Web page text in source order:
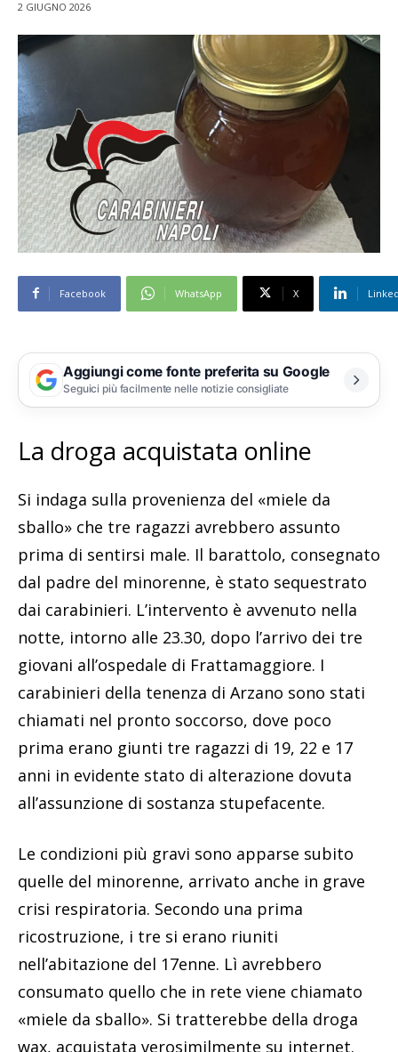
2 GIUGNO 2026
Facebook WhatsApp X
Aggiungi come fonte preferita su Google
Seguici più facilmente nelle notizie consigliate
La droga acquistata online
Si indaga sulla provenienza del «miele da
sballo» che tre ragazzi avrebbero assunto
prima di sentirsi male. Il barattolo, consegnato
dal padre del minorenne, è stato sequestrato
dai carabinieri. L’intervento è avvenuto nella
notte, intorno alle 23.30, dopo l’arrivo dei tre
giovani all’ospedale di Frattamaggiore. I
carabinieri della tenenza di Arzano sono stati
chiamati nel pronto soccorso, dove poco
prima erano giunti tre ragazzi di 19, 22 e 17
anni in evidente stato di alterazione dovuta
all’assunzione di sostanza stupefacente.
Le condizioni più gravi sono apparse subito
quelle del minorenne, arrivato anche in grave
crisi respiratoria. Secondo una prima
ricostruzione, i tre si erano riuniti
nell’abitazione del 17enne. Lì avrebbero
consumato quello che in rete viene chiamato
«miele da sballo». Si tratterebbe della droga
wax, acquistata verosimilmente su internet.